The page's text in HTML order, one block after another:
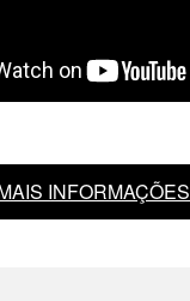
INFORMAÇÕES